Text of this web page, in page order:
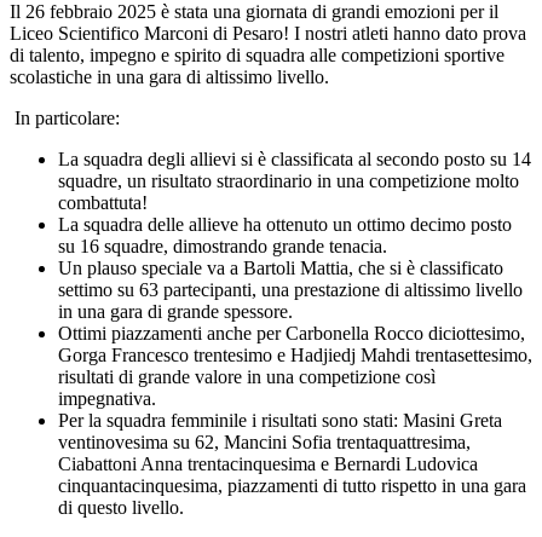
Il 26 febbraio 2025 è stata una giornata di grandi emozioni per il
Liceo Scientifico Marconi di Pesaro! I nostri atleti hanno dato prova
di talento, impegno e spirito di squadra alle competizioni sportive
scolastiche in una gara di altissimo livello.
In particolare:
La squadra degli allievi si è classificata al secondo posto su 14
squadre, un risultato straordinario in una competizione molto
combattuta!
La squadra delle allieve ha ottenuto un ottimo decimo posto
su 16 squadre, dimostrando grande tenacia.
Un plauso speciale va a Bartoli Mattia, che si è classificato
settimo su 63 partecipanti, una prestazione di altissimo livello
in una gara di grande spessore.
Ottimi piazzamenti anche per Carbonella Rocco diciottesimo,
Gorga Francesco trentesimo e Hadjiedj Mahdi trentasettesimo,
risultati di grande valore in una competizione così
impegnativa.
Per la squadra femminile i risultati sono stati: Masini Greta
ventinovesima su 62, Mancini Sofia trentaquattresima,
Ciabattoni Anna trentacinquesima e Bernardi Ludovica
cinquantacinquesima, piazzamenti di tutto rispetto in una gara
di questo livello.